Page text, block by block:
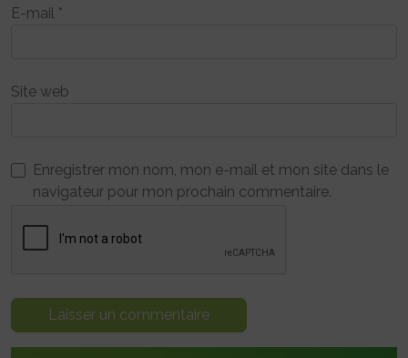
E-mail *
Site web
Enregistrer mon nom, mon e-mail et mon site dans le
navigateur pour mon prochain commentaire.